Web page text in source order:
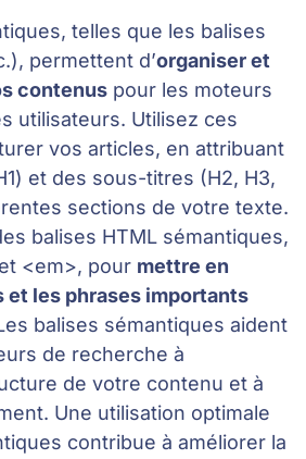
telles que les balises
permettent d’organiser et
contenus pour les moteurs
utilisateurs. Utilisez ces
vos articles, en attribuant
et des sous-titres (H2, H3,
sections de votre texte.
balises HTML sémantiques,
<em>, pour mettre en
et les phrases importants
balises sémantiques aident
de recherche à
de votre contenu et à
Une utilisation optimale
contribue à améliorer la